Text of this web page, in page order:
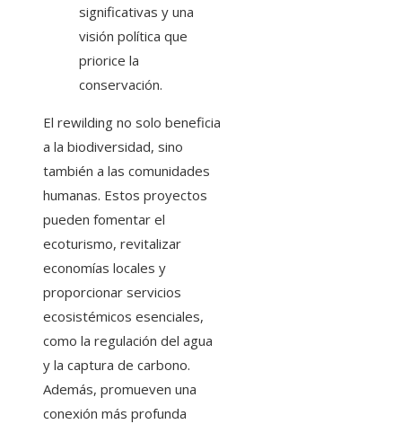
significativas y una
visión política que
priorice la
conservación.
El rewilding no solo beneficia
a la biodiversidad, sino
también a las comunidades
humanas. Estos proyectos
pueden fomentar el
ecoturismo, revitalizar
economías locales y
proporcionar servicios
ecosistémicos esenciales,
como la regulación del agua
y la captura de carbono.
Además, promueven una
conexión más profunda